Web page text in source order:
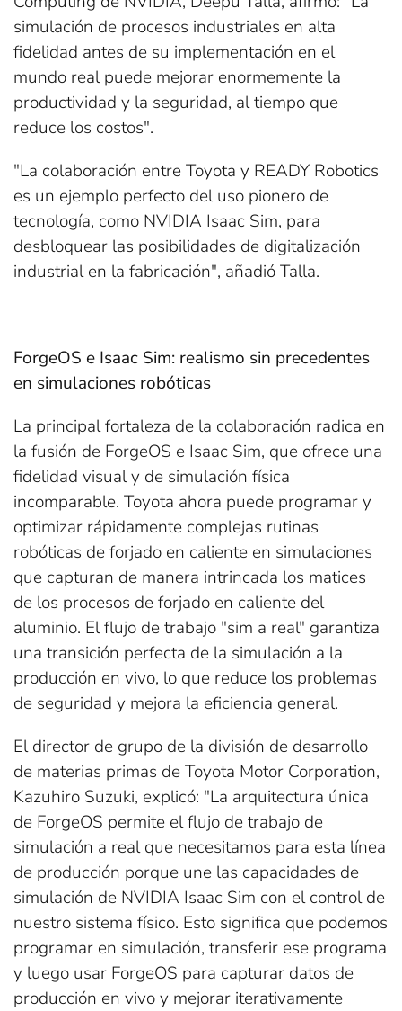
simulación de procesos industriales en alta
fidelidad antes de su implementación en el
mundo real puede mejorar enormemente la
productividad y la seguridad, al tiempo que
reduce los costos".
"La colaboración entre Toyota y READY Robotics
es un ejemplo perfecto del uso pionero de
tecnología, como NVIDIA Isaac Sim, para
desbloquear las posibilidades de digitalización
industrial en la fabricación", añadió Talla.
ForgeOS e Isaac Sim: realismo sin precedentes
en simulaciones robóticas
La principal fortaleza de la colaboración radica en
la fusión de ForgeOS e Isaac Sim, que ofrece una
fidelidad visual y de simulación física
incomparable. Toyota ahora puede programar y
optimizar rápidamente complejas rutinas
robóticas de forjado en caliente en simulaciones
que capturan de manera intrincada los matices
de los procesos de forjado en caliente del
aluminio. El flujo de trabajo "sim a real" garantiza
una transición perfecta de la simulación a la
producción en vivo, lo que reduce los problemas
de seguridad y mejora la eficiencia general.
El director de grupo de la división de desarrollo
de materias primas de Toyota Motor Corporation,
Kazuhiro Suzuki, explicó: "La arquitectura única
de ForgeOS permite el flujo de trabajo de
simulación a real que necesitamos para esta línea
de producción porque une las capacidades de
simulación de NVIDIA Isaac Sim con el control de
nuestro sistema físico. Esto significa que podemos
programar en simulación, transferir ese programa
y luego usar ForgeOS para capturar datos de
producción en vivo y mejorar iterativamente